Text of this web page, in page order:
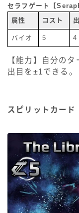
セラフゲート【
属性
コスト
バイオ 5 4
【能力】自分の
出目を±1できる。
スピリットカード